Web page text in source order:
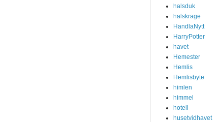
halsduk
halskrage
HandlaNytt
HarryPotter
havet
Hemester
Hemlis
Hemlisbyte
himlen
himmel
hotell
husetvidhavet